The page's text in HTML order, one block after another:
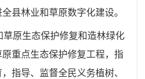
县林业和草原数字化建设。
草原生态保护修复和造林绿化
重点生态保护修复工程，指
指导、监督全民义务植树、